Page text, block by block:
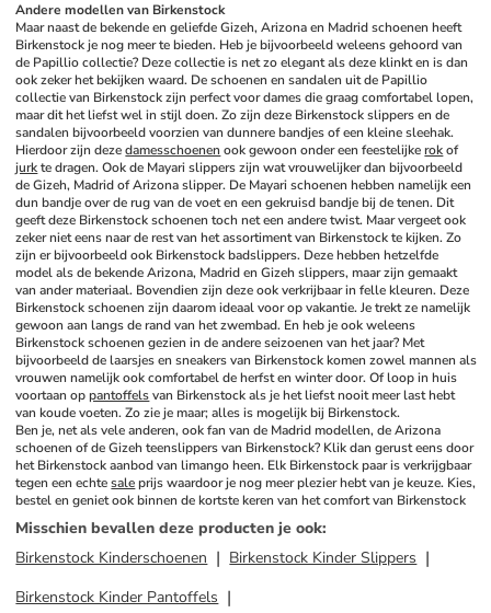
Andere modellen van Birkenstock
Maar naast de bekende en geliefde Gizeh, Arizona en Madrid schoenen heeft
Birkenstock je nog meer te bieden. Heb je bijvoorbeeld weleens gehoord van
de Papillio collectie? Deze collectie is net zo elegant als deze klinkt en is dan
ook zeker het bekijken waard. De schoenen en sandalen uit de Papillio
collectie van Birkenstock zijn perfect voor dames die graag comfortabel lopen,
maar dit het liefst wel in stijl doen. Zo zijn deze Birkenstock slippers en de
sandalen bijvoorbeeld voorzien van dunnere bandjes of een kleine sleehak.
Hierdoor zijn deze damesschoenen ook gewoon onder een feestelijke rok
of
jurk te dragen. Ook de Mayari slippers zijn wat vrouwelijker dan bijvoorbeeld
de Gizeh, Madrid of Arizona slipper. De Mayari schoenen hebben namelijk een
dun bandje over de rug van de voet en een gekruisd bandje bij de tenen. Dit
geeft deze Birkenstock schoenen toch net een andere twist. Maar vergeet ook
zeker niet eens naar de rest van het assortiment van Birkenstock te kijken. Zo
zijn er bijvoorbeeld ook Birkenstock badslippers. Deze hebben hetzelfde
model als de bekende Arizona, Madrid en Gizeh slippers, maar zijn gemaakt
van ander materiaal. Bovendien zijn deze ook verkrijbaar in felle kleuren. Deze
Birkenstock schoenen zijn daarom ideaal voor op vakantie. Je trekt ze namelijk
gewoon aan langs de rand van het zwembad. En heb je ook weleens
Birkenstock schoenen gezien in de andere seizoenen van het jaar? Met
bijvoorbeeld de laarsjes en sneakers van Birkenstock komen zowel mannen als
vrouwen namelijk ook comfortabel de herfst en winter door. Of loop in huis
voortaan op pantoffels van Birkenstock als je het liefst nooit meer last hebt
van koude voeten. Zo zie je maar; alles is mogelijk bij Birkenstock.
Ben je, net als vele anderen, ook fan van de Madrid modellen, de Arizona
schoenen of de Gizeh teenslippers van Birkenstock? Klik dan gerust eens door
het Birkenstock aanbod van limango heen. Elk Birkenstock paar is verkrijgbaar
tegen een echte sale prijs waardoor je nog meer plezier hebt van je keuze. Kies,
bestel en geniet ook binnen de kortste keren van het comfort van Birkenstock
Misschien bevallen deze producten je ook:
Birkenstock Kinderschoenen
Birkenstock Kinder Slippers
Birkenstock Kinder Pantoffels